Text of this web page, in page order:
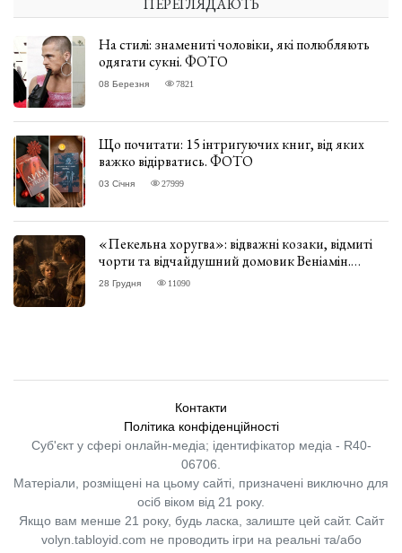
На стилі: знамениті чоловіки, які полюбляють
одягати сукні. ФОТО
08 Березня 7821
Що почитати: 15 інтригуючих книг, від яких
важко відірватись. ФОТО
03 Січня 27999
«Пекельна хоругва»: відважні козаки, відмиті
чорти та відчайдушний домовик Веніамін.
ВІДГУК
28 Грудня 11090
Контакти
Політика конфіденційності
Суб'єкт у сфері онлайн-медіа; ідентифікатор медіа - R40-
06706.
Матеріали, розміщені на цьому сайті, призначені виключно для
осіб віком від 21 року.
Якщо вам менше 21 року, будь ласка, залиште цей сайт. Сайт
volyn.tabloyid.com не проводить ігри на реальні та/або